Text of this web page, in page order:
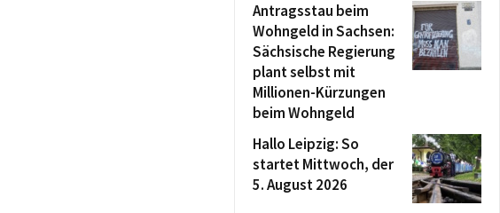
Antragsstau beim
Wohngeld in Sachsen:
Sächsische Regierung
plant selbst mit
Millionen-Kürzungen
beim Wohngeld
Hallo Leipzig: So
startet Mittwoch, der
5. August 2026